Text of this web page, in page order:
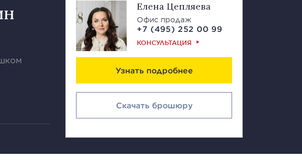
Елена Цепляева
Офис продаж
+7 (495) 252 00 99
КОНСУЛЬТАЦИЯ
Узнать подробнее
Скачать брошюру